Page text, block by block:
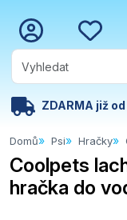
ZDARMA již
Domů Psi Hračky
Coolpets
hračka do